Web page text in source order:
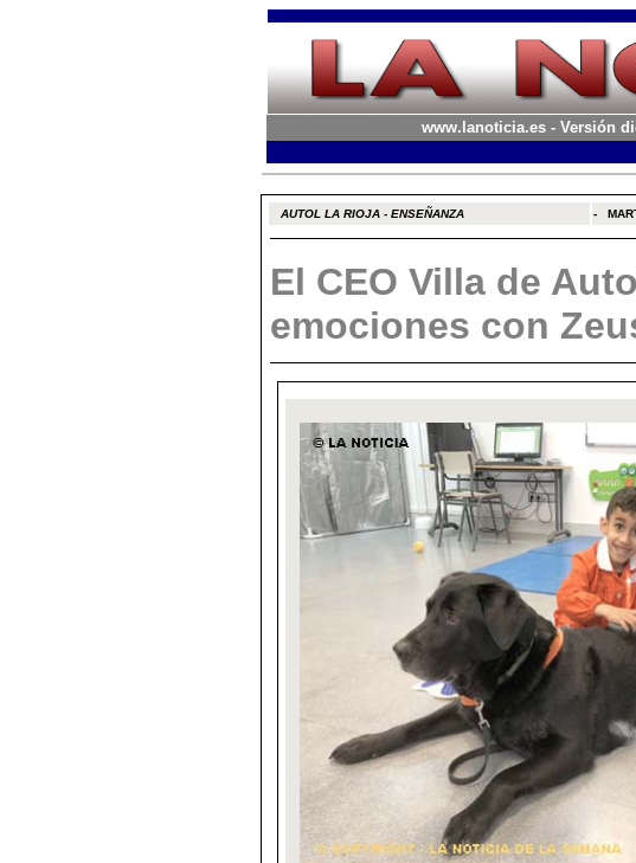
www.lanoticia.es - Versión
AUTOL LA RIOJA - ENSEÑANZA -
El CEO Villa de
emociones con